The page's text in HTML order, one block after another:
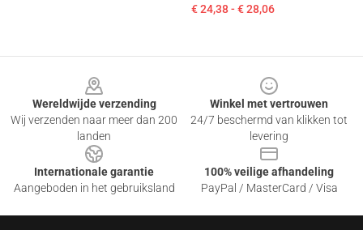
€ 24,38 - € 28,06
Wereldwijde verzending
Wij verzenden naar meer dan 200
landen
Winkel met vertrouwen
24/7 beschermd van klikken tot
levering
Internationale garantie
Aangeboden in het gebruiksland
100% veilige afhandeling
PayPal / MasterCard / Visa